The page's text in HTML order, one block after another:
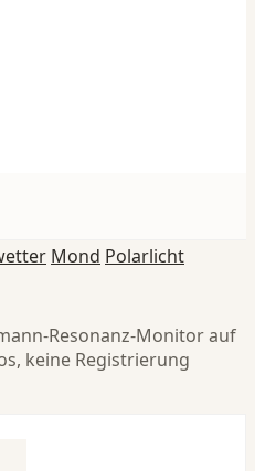
Mond Polarlicht
Resonanz-Monitor auf
keine Registrierung